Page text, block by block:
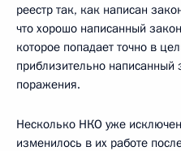
реестр так, как написан
что хорошо написанный
которое попадает точно в
приблизительно
поражения.
Несколько НКО уже
изменилось в их работе